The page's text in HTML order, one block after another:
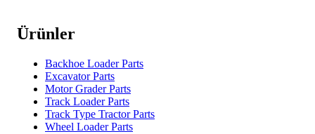
Ürünler
Backhoe Loader Parts
Excavator Parts
Motor Grader Parts
Track Loader Parts
Track Type Tractor Parts
Wheel Loader Parts